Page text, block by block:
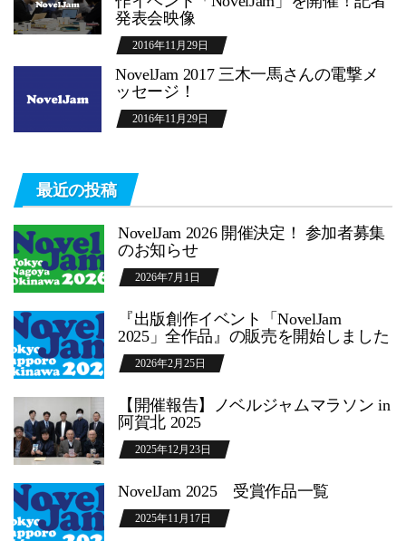
発表会映像
2016年11月29日
NovelJam 2017 三木一馬さんの電撃メ
ッセージ！
2016年11月29日
最近の投稿
NovelJam 2026 開催決定！ 参加者募集
のお知らせ
2026年7月1日
『出版創作イベント「NovelJam
2025」全作品』の販売を開始しました
2026年2月25日
【開催報告】ノベルジャムマラソン in
阿賀北 2025
2025年12月23日
NovelJam 2025 受賞作品一覧
2025年11月17日